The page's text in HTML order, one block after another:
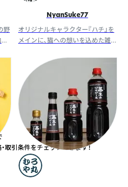
野
NyanSuke77
オリジナルキャラクター『ハチ』を
メインに、猫への想いを込めた雑
でお取引が保護猫支援や障がい者
福祉に繋がります。
取引条件をチェックできます！